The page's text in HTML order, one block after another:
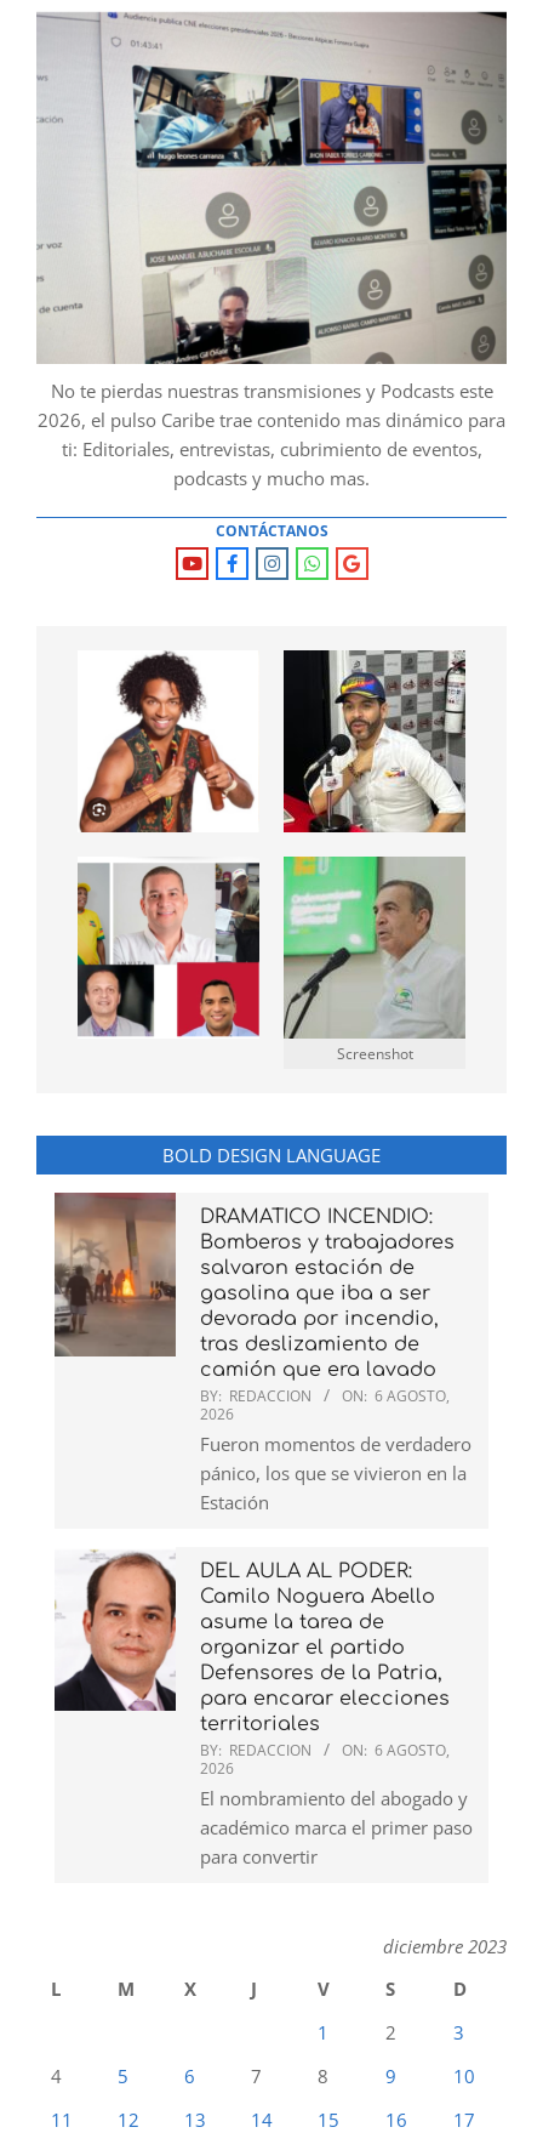
No te pierdas nuestras transmisiones y Podcasts este
2026, el pulso Caribe trae contenido mas dinámico para
ti: Editoriales, entrevistas, cubrimiento de eventos,
podcasts y mucho mas.
CONTÁCTANOS
Screenshot
BOLD DESIGN LANGUAGE
DRAMATICO INCENDIO:
Bomberos y trabajadores
salvaron estación de
gasolina que iba a ser
devorada por incendio,
tras deslizamiento de
camión que era lavado
BY: REDACCION ON: 6 AGOSTO,
2026
Fueron momentos de verdadero
pánico, los que se vivieron en la
Estación
DEL AULA AL PODER:
Camilo Noguera Abello
asume la tarea de
organizar el partido
Defensores de la Patria,
para encarar elecciones
territoriales
BY: REDACCION ON: 6 AGOSTO,
2026
El nombramiento del abogado y
académico marca el primer paso
para convertir
diciembre 2023
L
M X J V S
D
1
2
3
4
5 6 7 8 9
10
11
12 13 14 15 16
17